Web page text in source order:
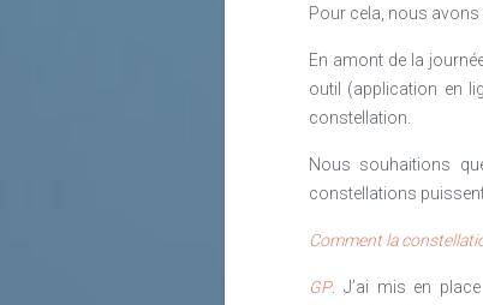
Pour cela, nous
En amont de la
outil (application en
constellation.
Nous souhaitions
constellations
Comment la
GP. J’ai mis en